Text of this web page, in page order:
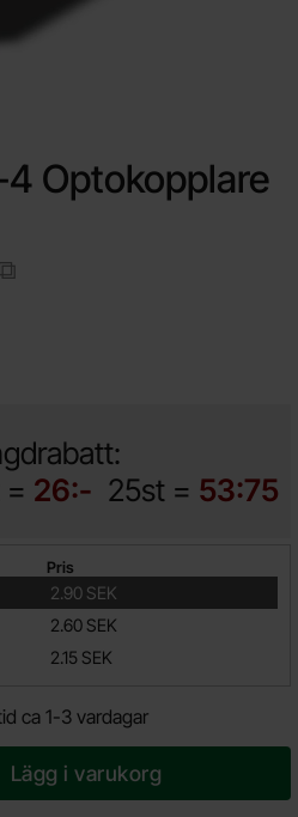
4 Optokopplare
= 26:- 25st = 53:75
Pris
2.90 SEK
2.60 SEK
2.15 SEK
ca 1-3 vardagar
Lägg i varukorg